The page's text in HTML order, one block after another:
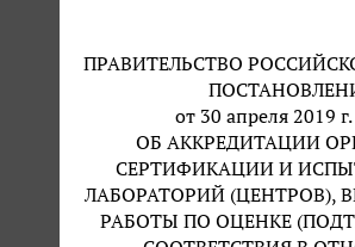
ПРАВИТЕЛЬСТВО
от 30 апреля 2019
ОБ АККРЕДИТАЦИИ
СЕРТИФИКАЦИИ И
ЛАБОРАТОРИЙ (ЦЕНТРОВ),
РАБОТЫ ПО ОЦЕНКЕ